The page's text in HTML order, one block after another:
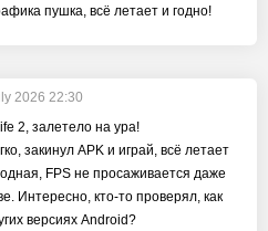
пушка, всё летает и годно!
2026 22:30
2, залетело на ура!
закинул APK и играй, всё летает
FPS не просаживается даже
Интересно, кто-то проверял, как
версиях Android?